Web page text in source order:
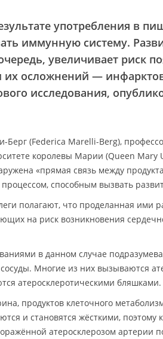
употребления в
иммунную систему.
увеличивает риск
их осложнений —
исследования,
(Federica Marelli-Berg),
королевы Марии (Queen Mary
«прямая связь между
способным вызвать
полагают, что проделанная ими
на риск возникновения
в данном случае
Многие из них вызываются
атеросклеротическими бляшками.
продуктов клеточного
и становятся жёсткими, поэтому
атеросклерозом артерии